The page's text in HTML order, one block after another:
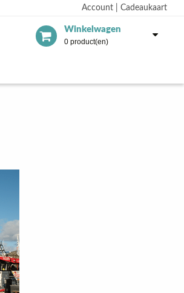
Account Cadeaukaart
Winkelwagen
0 product(en)